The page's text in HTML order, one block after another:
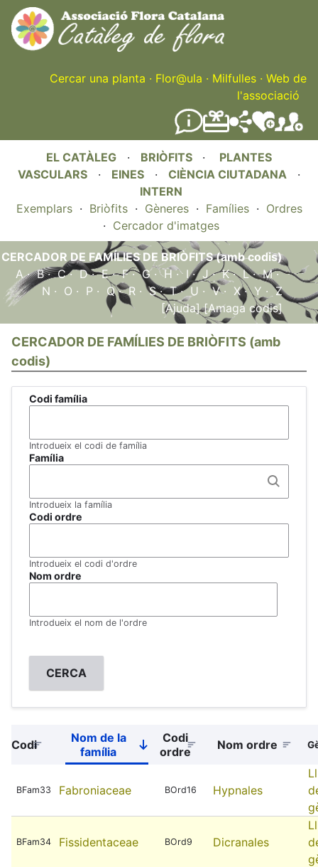
Skip
to
main
content
Cercar una planta · Flor@ula · Milfulles · Web de
l'associació
EL CATÀLEG · BRIÒFITS · PLANTES
VASCULARS · EINES · CIÈNCIA CIUTADANA ·
INTERN
Exemplars· Briòfits· Gèneres· Famílies· Ordres
· Cercador d'imatges
CERCADOR DE FAMÍLIES DE BRIÒFITS (amb codis)
A·B·C·D·E·F·G·H · I·J·K·L·M·
N · O · P · Q·R ·S·T·U ·V· X·Y ·Z
[Ajuda][Amaga codis]
CERCADOR DE FAMÍLIES DE BRIÒFITS (amb
codis)
Codi família
Introdueix el codi de família
Família
Introdueix la família
Codi ordre
Introdueix el codi d'ordre
Nom ordre
Introdueix el nom de l'ordre
Codi
Nom de la
família
Sort
descending
Codi
ordre
Nom ordre
BFam33 Fabroniaceae BOrd16 Hypnales
BFam34 Fissidentaceae BOrd9 Dicranales